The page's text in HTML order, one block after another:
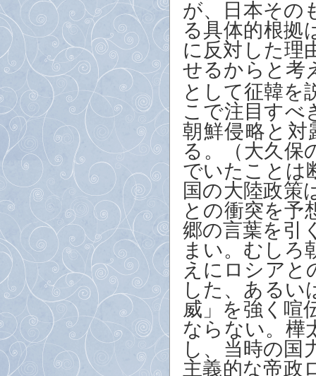
が、日本その
る具体的根拠
に反対した理
せるからと考
として征韓を
こで注目すべ
朝鮮侵略と
る。（大久保
でいたことは
国の大陸政策
との衝突を予
郷の言葉を引
まい。むしろ
えにロシアと
した、あるい
威」を強く喧
ならない。樺
し、当時の国
主義的な帝政